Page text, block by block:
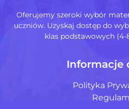
Oferujemy szeroki wybór
uczniów. Uzyskaj dostęp do
klas podstawowych (4-
Informacje
Polityka